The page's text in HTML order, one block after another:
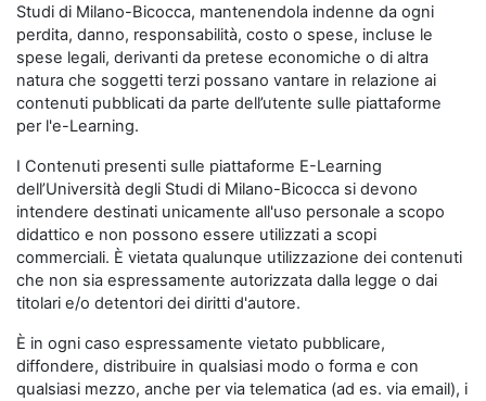
Studi di Milano-Bicocca, mantenendola indenne da ogni
perdita, danno, responsabilità, costo o spese, incluse le
spese legali, derivanti da pretese economiche o di altra
natura che soggetti terzi possano vantare in relazione ai
contenuti pubblicati da parte dell’utente sulle piattaforme
per l'e-Learning.
I Contenuti presenti sulle piattaforme E-Learning
dell’Università degli Studi di Milano-Bicocca si devono
intendere destinati unicamente all'uso personale a scopo
didattico e non possono essere utilizzati a scopi
commerciali. È vietata qualunque utilizzazione dei contenuti
che non sia espressamente autorizzata dalla legge o dai
titolari e/o detentori dei diritti d'autore.
È in ogni caso espressamente vietato pubblicare,
diffondere, distribuire in qualsiasi modo o forma e con
qualsiasi mezzo, anche per via telematica (ad es. via email), i